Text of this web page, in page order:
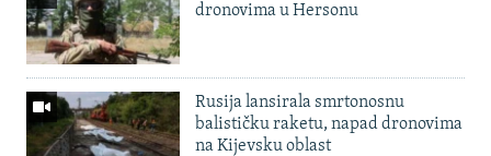
dronovima u Hersonu
Rusija lansirala smrtonosnu
balističku raketu, napad dronovima
na Kijevsku oblast